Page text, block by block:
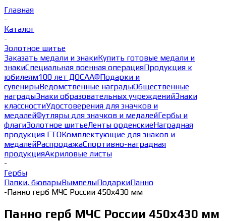
Главная
-
Каталог
-
Золотное шитье
Заказать медали и знакиКупить готовые медали и
знакиСпециальная военная операцияПродукция к
юбилеям100 лет ДОСААФПодарки и
сувенирыВедомственные наградыОбщественные
наградыЗнаки образовательных учрежденийЗнаки
классностиУдостоверения для значков и
медалейФутляры для значков и медалейГербы и
флагиЗолотное шитьеЛенты орденскиеНаградная
продукция ГТОКомплектующие для знаков и
медалейРаспродажаСпортивно-наградная
продукцияАкриловые листы
-
Гербы
Папки, бюварыВымпелыПодаркиПанно
-Панно герб МЧС России 450х430 мм
Панно герб МЧС России 450х430 мм